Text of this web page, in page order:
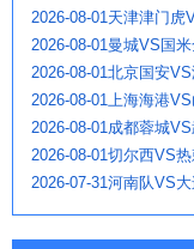
2026-08-01天津津门
2026-08-01曼城VS国
2026-08-01北京国安
2026-08-01上海海港
2026-08-01成都蓉城
2026-08-01切尔西VS
2026-07-31河南队VS